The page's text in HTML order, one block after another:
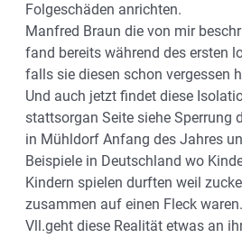
Folgeschäden anrichten.
Manfred Braun die von mir
fand bereits während des ersten
falls sie diesen schon vergessen
Und auch jetzt findet diese
stattsorgan Seite siehe Sperrung
in Mühldorf Anfang des Jahres
Beispiele in Deutschland wo
Kindern spielen durften weil
zusammen auf einen Fleck waren.
Vll.geht diese Realität etwas an